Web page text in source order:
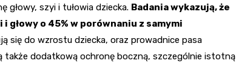
głowy, szyi i tułowia dziecka. Badania wykazują, że
o 45% w porównaniu z samymi
się do wzrostu dziecka, oraz prowadnice pasa
także dodatkową ochronę boczną, szczególnie istotną